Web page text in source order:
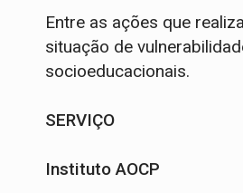
Entre as ações que
situação de
socioeducacionais.
SERVIÇO
Instituto AOCP